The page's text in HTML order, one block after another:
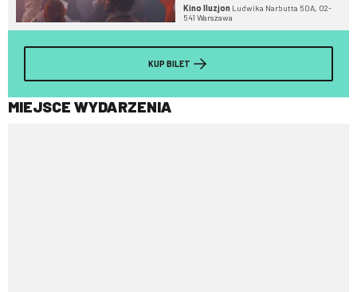
Kino Iluzjon Ludwika Narbutta 50A, 02-
541 Warszawa
KUP BILET
MIEJSCE WYDARZENIA